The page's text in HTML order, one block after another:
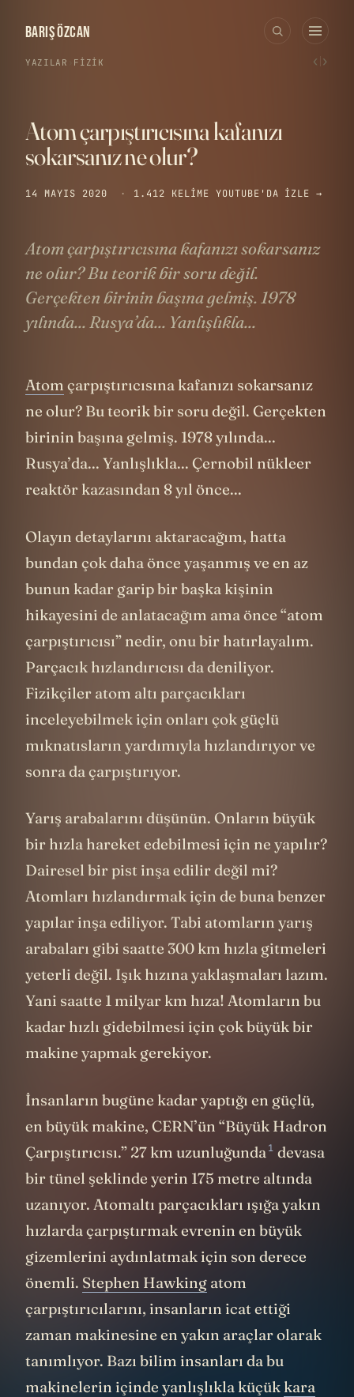
BARIŞ ÖZCAN
YAZILAR FIZIK ‹ ›
Atom çarpıştırıcısına kafanızı
sokarsanız ne olur?
14 MAYIS 2020 · 1.412 KELIME YOUTUBE'DA IZLE →
Atom çarpıştırıcısına kafanızı sokarsanız
ne olur? Bu teorik bir soru değil.
Gerçekten birinin başına gelmiş. 1978
yılında... Rusya’da... Yanlışlıkla...
Atom çarpıştırıcısına kafanızı sokarsanız
ne olur? Bu teorik bir soru değil. Gerçekten
birinin başına gelmiş. 1978 yılında...
Rusya’da... Yanlışlıkla... Çernobil nükleer
reaktör kazasından 8 yıl önce...
Olayın detaylarını aktaracağım, hatta
bundan çok daha önce yaşanmış ve en az
bunun kadar garip bir başka kişinin
hikayesini de anlatacağım ama önce “atom
çarpıştırıcısı” nedir, onu bir hatırlayalım.
Parçacık hızlandırıcısı da deniliyor.
Fizikçiler atom altı parçacıkları
inceleyebilmek için onları çok güçlü
mıknatısların yardımıyla hızlandırıyor ve
sonra da çarpıştırıyor.
Yarış arabalarını düşünün. Onların büyük
bir hızla hareket edebilmesi için ne yapılır?
Dairesel bir pist inşa edilir değil mi?
Atomları hızlandırmak için de buna benzer
yapılar inşa ediliyor. Tabi atomların yarış
arabaları gibi saatte 300 km hızla gitmeleri
yeterli değil. Işık hızına yaklaşmaları lazım.
Yani saatte 1 milyar km hıza! Atomların bu
kadar hızlı gidebilmesi için çok büyük bir
makine yapmak gerekiyor.
İnsanların bugüne kadar yaptığı en güçlü,
en büyük makine, CERN’ün “Büyük Hadron
Çarpıştırıcısı.” 27 km uzunluğunda 1 devasa
bir tünel şeklinde yerin 175 metre altında
uzanıyor. Atomaltı parçacıkları ışığa yakın
hızlarda çarpıştırmak evrenin en büyük
gizemlerini aydınlatmak için son derece
önemli. Stephen Hawking atom
çarpıştırıcılarını, insanların icat ettiği
zaman makinesine en yakın araçlar olarak
tanımlıyor. Bazı bilim insanları da bu
makinelerin içinde yanlışlıkla küçük kara